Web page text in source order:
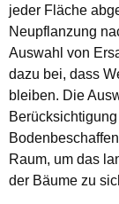
jeder Fläche
Neupflanzung
Auswahl von
dazu bei, dass
bleiben. Die
Raum, um das
der Bäume zu